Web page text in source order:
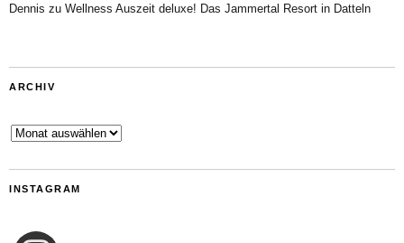
Dennis zu Wellness Auszeit deluxe! Das Jammertal Resort in Datteln
ARCHIV
Archiv
INSTAGRAM